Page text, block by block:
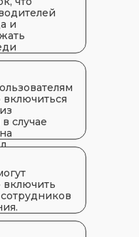
и
включиться
случае
включить